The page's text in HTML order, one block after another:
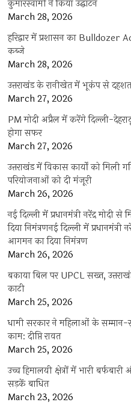
कुमारस्वामी ने किया उद्घाटन
March 28, 2026
हरिद्वार में प्रशासन का Bulldozer
कब्जे
March 28, 2026
उत्तराखंड के रानीखेत में भूकंप से
March 27, 2026
PM मोदी अप्रैल में करेंगे दिल्ली-
होगा सफर
March 27, 2026
उत्तराखंड में विकास कार्यों को मिली
परियोजनाओं को दी मंजूरी
March 26, 2026
नई दिल्ली में प्रधानमंत्री नरेंद्र मोदी
दिया निमंत्रणनई दिल्ली में प्रधानमंत्री
आगमन का दिया निमंत्रण
March 26, 2026
बकाया बिल पर UPCL सख्त,
काटी
March 25, 2026
धामी सरकार ने महिलाओं के सम्मान-
काम: दीप्ति रावत
March 25, 2026
उच्च हिमालयी क्षेत्रों में भारी
सड़कें बाधित
March 23, 2026